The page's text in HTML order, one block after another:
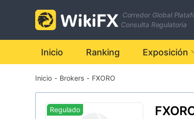
Corredor Global
Consulta Regulatoria
Inicio Ranking Exposición
Inicio - Brokers - FXORO
Regulado
0
1
2
3
4
5